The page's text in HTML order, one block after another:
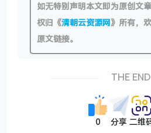
如无特别声明本文即为原创文
权归《清朝云资源网》所有，
原文链接。
THE END
0 分享 二维